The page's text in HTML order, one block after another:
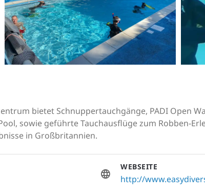
bietet Schnuppertauchgänge, PADI Open
sowie geführte Tauchausflüge zum Robben-
in Großbritannien.
WEBSEITE
http://